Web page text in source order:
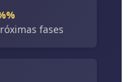
fases